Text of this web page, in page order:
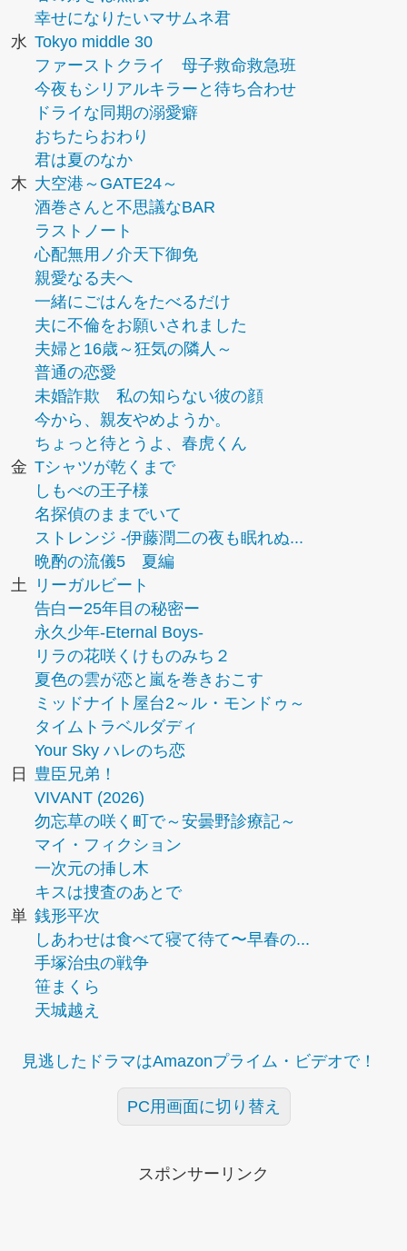
幸せになりたいマサムネ君
水 Tokyo middle 30
ファーストクライ 母子救命救急班
今夜もシリアルキラーと待ち合わせ
ドライな同期の溺愛癖
おちたらおわり
君は夏のなか
木 大空港～GATE24～
酒巻さんと不思議なBAR
ラストノート
心配無用ノ介天下御免
親愛なる夫へ
一緒にごはんをたべるだけ
夫に不倫をお願いされました
夫婦と16歳～狂気の隣人～
普通の恋愛
未婚詐欺 私の知らない彼の顔
今から、親友やめようか。
ちょっと待とうよ、春虎くん
金 Tシャツが乾くまで
しもべの王子様
名探偵のままでいて
ストレンジ -伊藤潤二の夜も眠れぬ...
晩酌の流儀5 夏編
土
リーガルビート
告白ー25年目の秘密ー
永久少年-Eternal Boys-
リラの花咲くけものみち２
夏色の雲が恋と嵐を巻きおこす
ミッドナイト屋台2～ル・モンドゥ～
タイムトラベルダディ
Your Sky ハレのち恋
日
豊臣兄弟！
VIVANT (2026)
勿忘草の咲く町で～安曇野診療記～
マイ・フィクション
一次元の挿し木
キスは捜査のあとで
単 銭形平次
しあわせは食べて寝て待て〜早春の...
手塚治虫の戦争
笹まくら
天城越え
見逃したドラマはAmazonプライム・ビデオで！
PC用画面に切り替え
スポンサーリンク